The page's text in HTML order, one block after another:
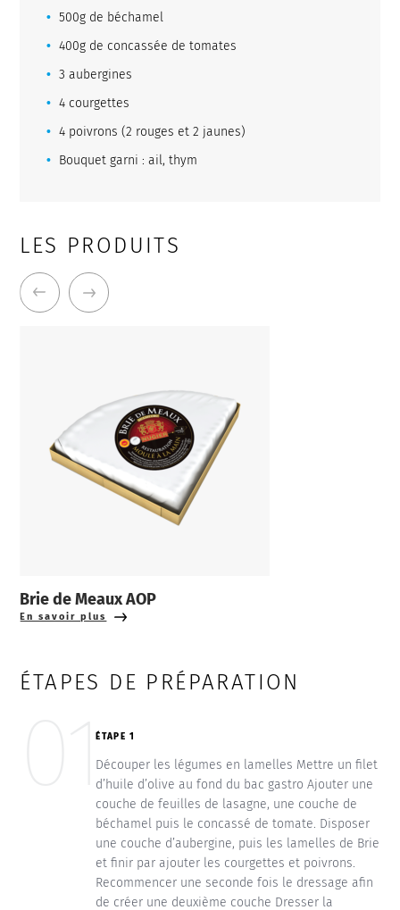
500g de béchamel
400g de concassée de tomates
3 aubergines
4 courgettes
4 poivrons (2 rouges et 2 jaunes)
Bouquet garni : ail, thym
LES PRODUITS
Brie de Meaux AOP
En savoir plus
ÉTAPES DE PRÉPARATION
01ÉTAPE 1
Découper les légumes en lamelles Mettre un filet
d’huile d’olive au fond du bac gastro Ajouter une
couche de feuilles de lasagne, une couche de
béchamel puis le concassé de tomate. Disposer
une couche d’aubergine, puis les lamelles de Brie
et finir par ajouter les courgettes et poivrons.
Recommencer une seconde fois le dressage afin
de créer une deuxième couche Dresser la